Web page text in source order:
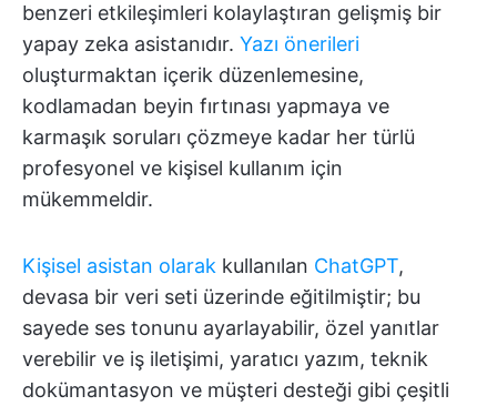
benzeri etkileşimleri kolaylaştıran gelişmiş bir
yapay zeka asistanıdır. Yazı önerileri
oluşturmaktan içerik düzenlemesine,
kodlamadan beyin fırtınası yapmaya ve
karmaşık soruları çözmeye kadar her türlü
profesyonel ve kişisel kullanım için
mükemmeldir.
Kişisel asistan olarak kullanılan ChatGPT,
devasa bir veri seti üzerinde eğitilmiştir; bu
sayede ses tonunu ayarlayabilir, özel yanıtlar
verebilir ve iş iletişimi, yaratıcı yazım, teknik
dokümantasyon ve müşteri desteği gibi çeşitli